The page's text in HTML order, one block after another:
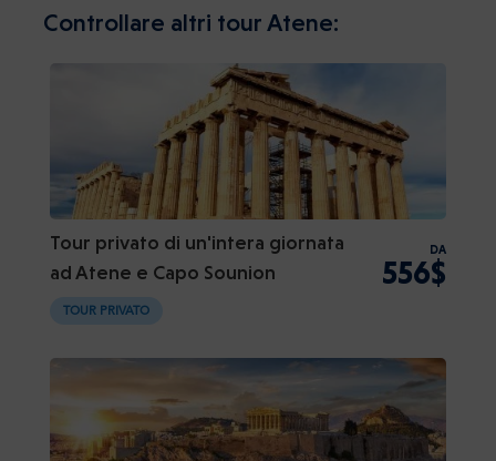
Controllare altri tour Atene:
Tour privato di un'intera giornata
ad Atene e Capo Sounion
DA
556$
TOUR PRIVATO